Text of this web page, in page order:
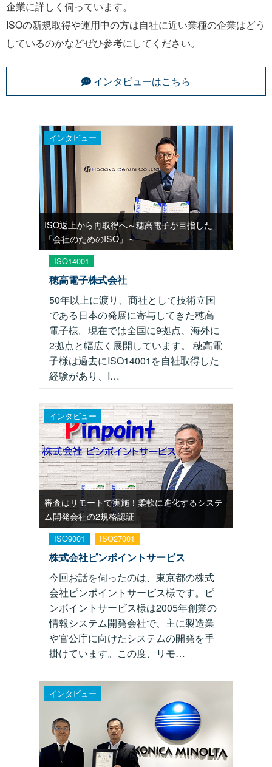
企業に詳しく伺っています。
ISOの新規取得や運用中の方は自社に近い業種の企業はどう
しているのかなどぜひ参考にしてください。
インタビューはこちら
インタビュー
ISO返上から再取得へ～穂高電子が目指した
「会社のためのISO」～
ISO14001
穂高電子株式会社
50年以上に渡り、商社として技術立国
である日本の発展に寄与してきた穂高
電子様。現在では全国に9拠点、海外に
2拠点と幅広く展開しています。 穂高電
子様は過去にISO14001を自社取得した
経験があり、I…
インタビュー
審査はリモートで実施！柔軟に進化するシステ
ム開発会社の2規格認証
ISO9001 ISO27001
株式会社ピンポイントサービス
今回お話を伺ったのは、東京都の株式
会社ピンポイントサービス様です。ピ
ンポイントサービス様は2005年創業の
情報システム開発会社で、主に製造業
や官公庁に向けたシステムの開発を手
掛けています。この度、リモ…
インタビュー